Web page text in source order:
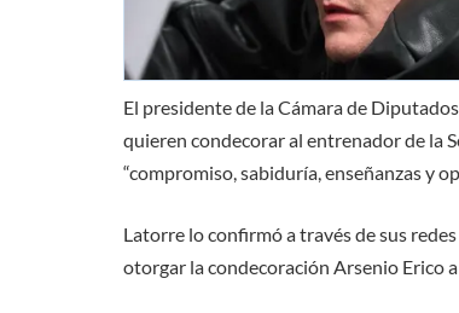
El presidente de la Cámara de
quieren condecorar al entrenador de la
“compromiso, sabiduría, enseñanzas y
Latorre lo confirmó a través de sus
otorgar la condecoración Arsenio Erico